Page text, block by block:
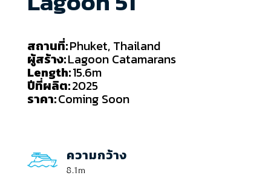
สถานที่:Phuket, Thailand
ผู้สร้าง:Lagoon Catamarans
Length:15.6m
ปีที่ผลิต:2025
ราคา:Coming Soon
ความกว้าง
8.1m